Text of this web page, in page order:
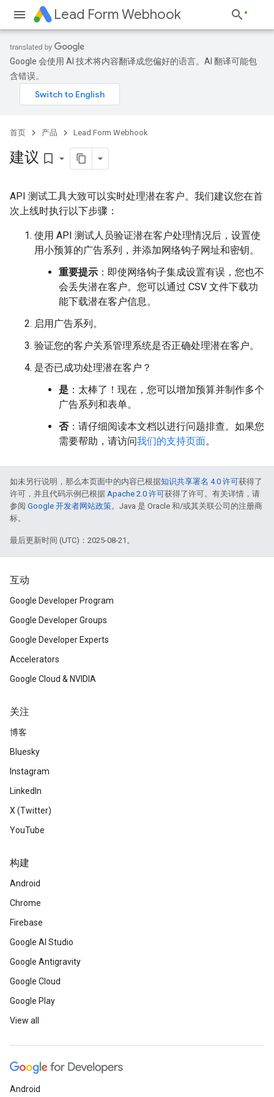
Lead Form Webhook
Google 会使用 AI 技术将内容翻译成您偏好的语言。AI 翻译可能包
含错误。
首页 产品 Lead Form Webhook
建议 bookmark_border
API 测试工具大致可以实时处理潜在客户。我们建议您在首
次上线时执行以下步骤：
使用 API 测试人员验证潜在客户处理情况后，设置使
用小预算的广告系列，并添加网络钩子网址和密钥。
重要提示 ：即使网络钩子集成设置有误，您也不
会丢失潜在客户。您可以通过 CSV 文件下载功
能下载潜在客户信息。
启用广告系列。
验证您的客户关系管理系统是否正确处理潜在客户。
是否已成功处理潜在客户？
是 ：太棒了！现在，您可以增加预算并制作多个
广告系列和表单。
否：请仔细阅读本文档以进行问题排查。如果您
需要帮助，请访问我们的支持页面。
如未另行说明，那么本页面中的内容已根据知识共享署名 4.0 许可获得了
许可，并且代码示例已根据 Apache 2.0 许可获得了许可。有关详情，请
参阅 Google 开发者网站政策。Java 是 Oracle 和/或其关联公司的注册商
标。
最后更新时间 (UTC)：2025-08-21。
互动
Google Developer Program
Google Developer Groups
Google Developer Experts
Accelerators
Google Cloud & NVIDIA
关注
博客
Bluesky
Instagram
LinkedIn
X (Twitter)
YouTube
构建
Android
Chrome
Firebase
Google AI Studio
Google Antigravity
Google Cloud
Google Play
View all
Android